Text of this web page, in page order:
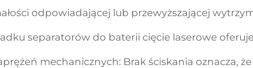
odpowiadającej lub przewyższającej
separatorów do baterii cięcie laserowe
mechanicznych: Brak ściskania oznacza,